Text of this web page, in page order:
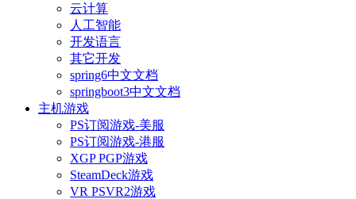
云计算
人工智能
开发语言
其它开发
spring6中文文档
springboot3中文文档
主机游戏
PS订阅游戏-美服
PS订阅游戏-港服
XGP PGP游戏
SteamDeck游戏
VR PSVR2游戏